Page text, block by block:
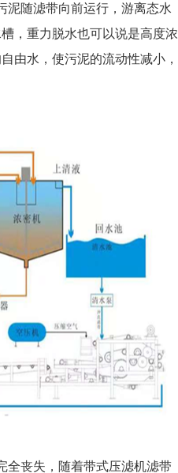
泥随滤带向前运行，游离态水
，重力脱水也可以说是高度浓
由水，使污泥的流动性减小，
全丧失，随着带式压滤机滤带